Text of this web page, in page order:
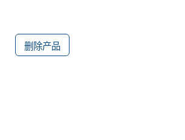
删除产品